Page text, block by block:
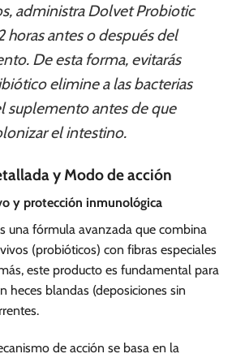
administra Dolvet Probiotic
horas antes o después del
De esta forma, evitarás
elimine a las bacterias
suplemento antes de que
el intestino.
y Modo de acción
y protección inmunológica
una fórmula avanzada que combina
(probióticos) con fibras especiales
este producto es fundamental para
heces blandas (deposiciones sin
de acción se basa en la